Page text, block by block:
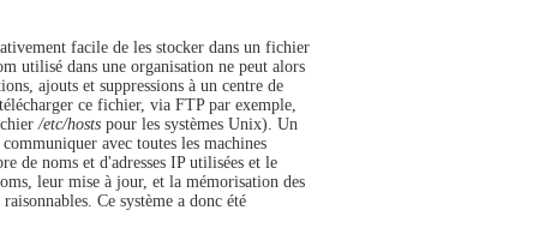
facile de les stocker dans un fichier
utilisé dans une organisation ne peut alors
ajouts et suppressions à un centre de
ce fichier, via FTP par exemple,
/etc/hosts pour les systèmes Unix). Un
avec toutes les machines
de noms et d'adresses IP utilisées et le
leur mise à jour, et la mémorisation des
Ce système a donc été